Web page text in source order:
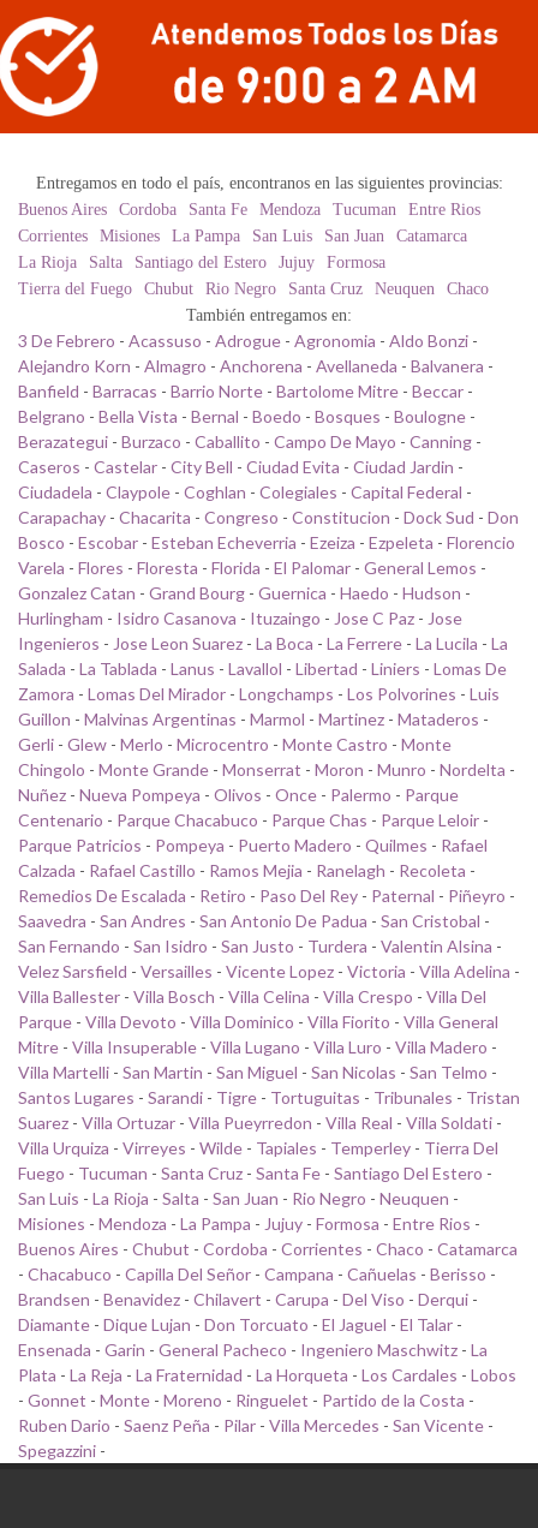
Entregamos en todo el país, encontranos en las siguientes provincias:
Buenos Aires
Cordoba Santa Fe Mendoza Tucuman
Entre Rios
Corrientes
Misiones La Pampa San Luis San Juan
Catamarca
La Rioja
Salta Santiago del Estero Jujuy
Formosa
Tierra del Fuego
Chubut Rio Negro Santa Cruz Neuquen
Chaco
También entregamos en:
3 De Febrero - Acassuso - Adrogue - Agronomia - Aldo Bonzi -
Alejandro Korn - Almagro - Anchorena - Avellaneda - Balvanera -
Banfield - Barracas - Barrio Norte - Bartolome Mitre - Beccar -
Belgrano - Bella Vista - Bernal - Boedo - Bosques - Boulogne -
Berazategui - Burzaco - Caballito - Campo De Mayo - Canning -
Caseros - Castelar - City Bell - Ciudad Evita - Ciudad Jardin -
Ciudadela - Claypole - Coghlan - Colegiales - Capital Federal -
Carapachay - Chacarita - Congreso - Constitucion - Dock Sud - Don
Bosco - Escobar - Esteban Echeverria - Ezeiza - Ezpeleta - Florencio
Varela - Flores - Floresta - Florida - El Palomar - General Lemos -
Gonzalez Catan - Grand Bourg - Guernica - Haedo - Hudson -
Hurlingham - Isidro Casanova - Ituzaingo - Jose C Paz - Jose
Ingenieros - Jose Leon Suarez - La Boca - La Ferrere - La Lucila - La
Salada - La Tablada - Lanus - Lavallol - Libertad - Liniers - Lomas De
Zamora - Lomas Del Mirador - Longchamps - Los Polvorines - Luis
Guillon - Malvinas Argentinas - Marmol - Martinez - Mataderos -
Gerli - Glew - Merlo - Microcentro - Monte Castro - Monte
Chingolo - Monte Grande - Monserrat - Moron - Munro - Nordelta -
Nuñez - Nueva Pompeya - Olivos - Once - Palermo - Parque
Centenario - Parque Chacabuco - Parque Chas - Parque Leloir -
Parque Patricios - Pompeya - Puerto Madero - Quilmes - Rafael
Calzada - Rafael Castillo - Ramos Mejia - Ranelagh - Recoleta -
Remedios De Escalada - Retiro - Paso Del Rey - Paternal - Piñeyro -
Saavedra - San Andres - San Antonio De Padua - San Cristobal -
San Fernando - San Isidro - San Justo - Turdera - Valentin Alsina -
Velez Sarsfield - Versailles - Vicente Lopez - Victoria - Villa Adelina -
Villa Ballester - Villa Bosch - Villa Celina - Villa Crespo - Villa Del
Parque - Villa Devoto - Villa Dominico - Villa Fiorito - Villa General
Mitre - Villa Insuperable - Villa Lugano - Villa Luro - Villa Madero -
Villa Martelli - San Martin - San Miguel - San Nicolas - San Telmo -
Santos Lugares - Sarandi - Tigre - Tortuguitas - Tribunales - Tristan
Suarez - Villa Ortuzar - Villa Pueyrredon - Villa Real - Villa Soldati -
Villa Urquiza - Virreyes - Wilde - Tapiales - Temperley - Tierra Del
Fuego - Tucuman - Santa Cruz - Santa Fe - Santiago Del Estero -
San Luis - La Rioja - Salta - San Juan - Rio Negro - Neuquen -
Misiones - Mendoza - La Pampa - Jujuy - Formosa - Entre Rios -
Buenos Aires - Chubut - Cordoba - Corrientes - Chaco - Catamarca
- Chacabuco - Capilla Del Señor - Campana - Cañuelas - Berisso -
Brandsen - Benavidez - Chilavert - Carupa - Del Viso - Derqui -
Diamante - Dique Lujan - Don Torcuato - El Jaguel - El Talar -
Ensenada - Garin - General Pacheco - Ingeniero Maschwitz - La
Plata - La Reja - La Fraternidad - La Horqueta - Los Cardales - Lobos
- Gonnet - Monte - Moreno - Ringuelet - Partido de la Costa -
Ruben Dario - Saenz Peña - Pilar - Villa Mercedes - San Vicente -
Spegazzini -